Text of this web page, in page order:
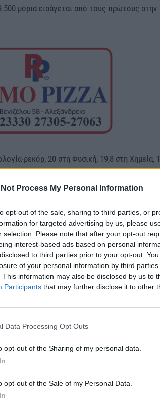
Not Process My Personal Information
opt-out of the sale, sharing to third parties, or
for targeted advertising by us, please
selection. Please note that after your opt-out
interest-based ads based on personal
to third parties prior to your opt-out.
of your personal information by third parties
This information may also be disclosed by us to
Participants that may further disclose it to other
Data Processing Opt Outs
opt-out of the Sharing of my personal data.
opt-out of the Sale of my Personal Data.
μόρια εισάγεται από τους πρώτους στην
ρεκόρ, 20 στη Φυσική, 19,8 στη Χημεία,
Της ευχόμαστε θερμά συγχαρητήρια και καλή
ΣΙΔΗΡΟΠΟΥΛΟΥ
Θρακιώτες Πρόσφυγες στον Γιδά